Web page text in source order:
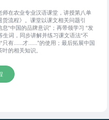
师在农业专业汉语课堂，讲授第八单
货流程》。课堂以课文相关问题引
息“中国的品牌意识”；再带领学习 “发
生词，同步讲解并练习课文语法“不
只有......才......”的使用；最后拓展中国
的相关知识。